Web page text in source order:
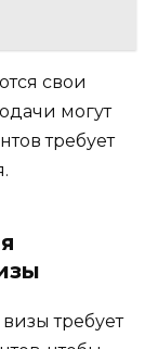
свои
могут
требует
требует